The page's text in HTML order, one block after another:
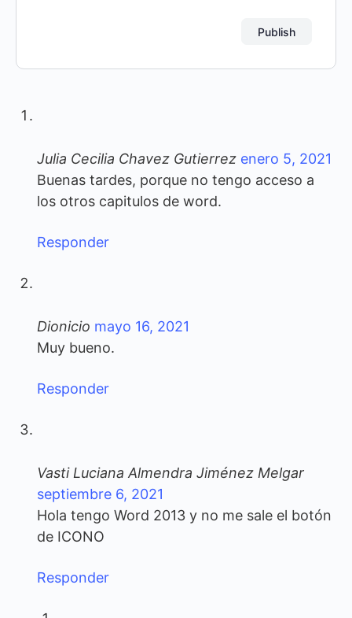
Julia Cecilia Chavez Gutierrez enero 5, 2021
Buenas tardes, porque no tengo acceso a
los otros capitulos de word.
Responder
Dionicio mayo 16, 2021
Muy bueno.
Responder
Vasti Luciana Almendra Jiménez Melgar
septiembre 6, 2021
Hola tengo Word 2013 y no me sale el botón
de ICONO
Responder